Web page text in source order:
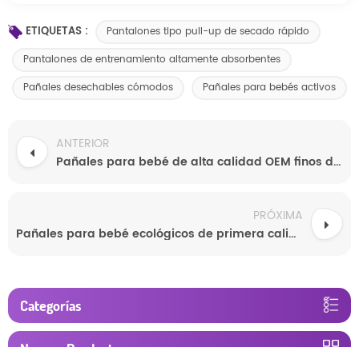
ETIQUETAS :
Pantalones tipo pull-up de secado rápido
Pantalones de entrenamiento altamente absorbentes
Pañales desechables cómodos
Pañales para bebés activos
ANTERIOR
Pañales para bebé de alta calidad OEM finos de CHINA
PRÓXIMA
Pañales para bebé ecológicos de primera calidad para fabricación al por mayor de marcas privadas personalizadas
Categorías